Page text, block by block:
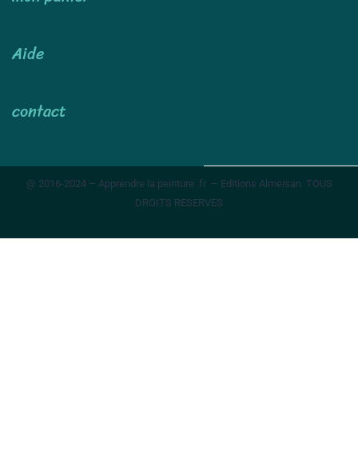
Aide
contact
@ 2016-2024 – Apprendre la peinture .fr – Editions Almeisan TOUS
DROITS RESERVES